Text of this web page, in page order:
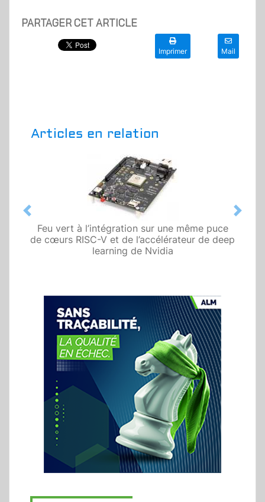
PARTAGER CET ARTICLE
Imprimer Mail
Articles en relation
Feu vert à l’intégration sur une même puce
de cœurs RISC-V et de l’accélérateur de deep
learning de Nvidia
Previous Next